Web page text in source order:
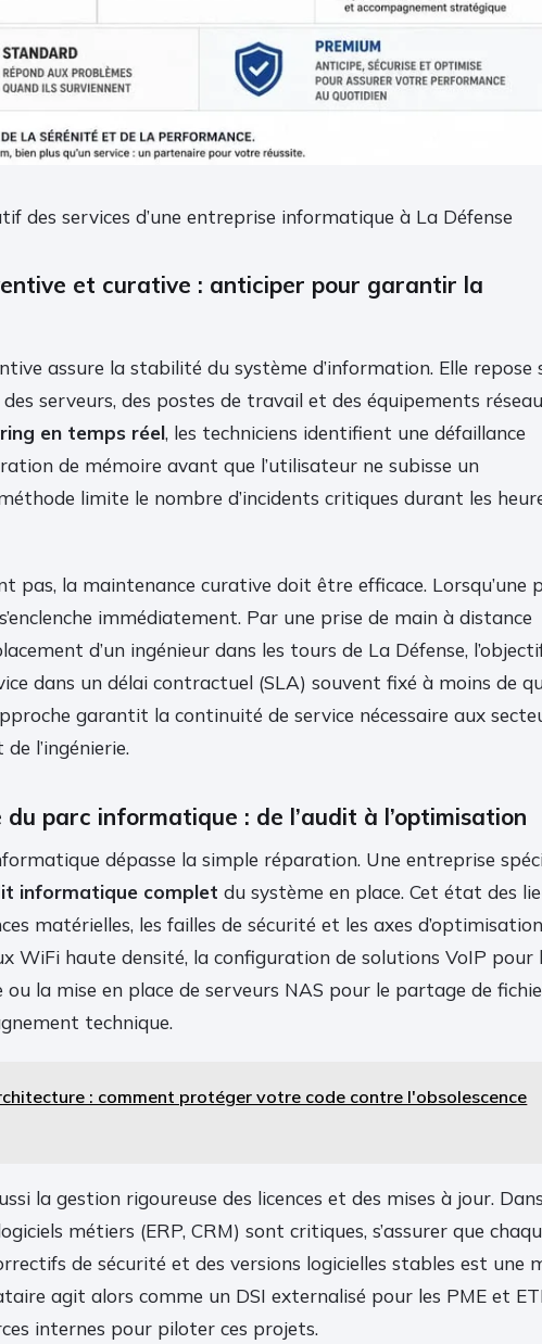
des services d’une entreprise informatique à La Défense
et curative : anticiper pour garantir la
assure la stabilité du système d’information. Elle repose
serveurs, des postes de travail et des équipements
en temps réel, les techniciens identifient une défaillance
de mémoire avant que l’utilisateur ne subisse un
limite le nombre d’incidents critiques durant les
pas, la maintenance curative doit être efficace. Lorsqu’une
immédiatement. Par une prise de main à distance
d’un ingénieur dans les tours de La Défense,
dans un délai contractuel (SLA) souvent fixé à moins de
garantit la continuité de service nécessaire aux
l’ingénierie.
parc informatique : de l’audit à l’optimisation
dépasse la simple réparation. Une entreprise
informatique complet du système en place. Cet état des
matérielles, les failles de sécurité et les axes
WiFi haute densité, la configuration de solutions VoIP pour
ou la mise en place de serveurs NAS pour le partage de
technique.
: comment protéger votre code contre l'obsolescence
la gestion rigoureuse des licences et des mises à jour.
métiers (ERP, CRM) sont critiques, s’assurer que
de sécurité et des versions logicielles stables est une
agit alors comme un DSI externalisé pour les PME et
internes pour piloter ces projets.